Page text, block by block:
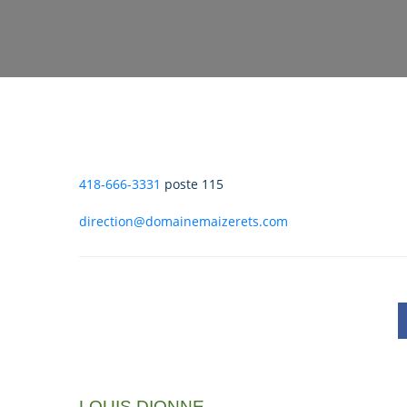
418-666-3331 poste 115
direction@domainemaizerets.com